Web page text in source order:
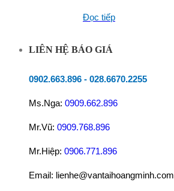
Đọc tiếp
LIÊN HỆ BÁO GIÁ
0902.663.896 - 028.6670.2255
Ms.Nga: 0909.662.896
Mr.Vũ: 0909.768.896
Mr.Hiệp: 0906.771.896
Email: lienhe@vantaihoangminh.com